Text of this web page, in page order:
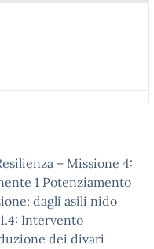
– Missione 4:
1 Potenziamento
dagli asili nido
Intervento
dei divari